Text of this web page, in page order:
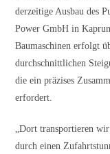
derzeitige Ausbau des
Power GmbH in
Baumaschinen erfolgt
durchschnittlichen
die ein präzises
erfordert.
„Dort transportieren
durch einen